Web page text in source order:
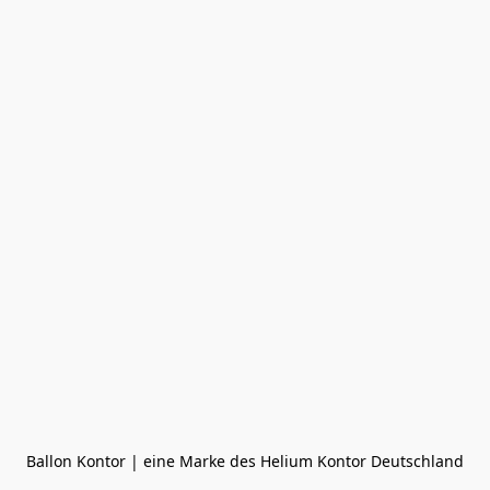
Ballon Kontor | eine Marke des Helium Kontor Deutschland